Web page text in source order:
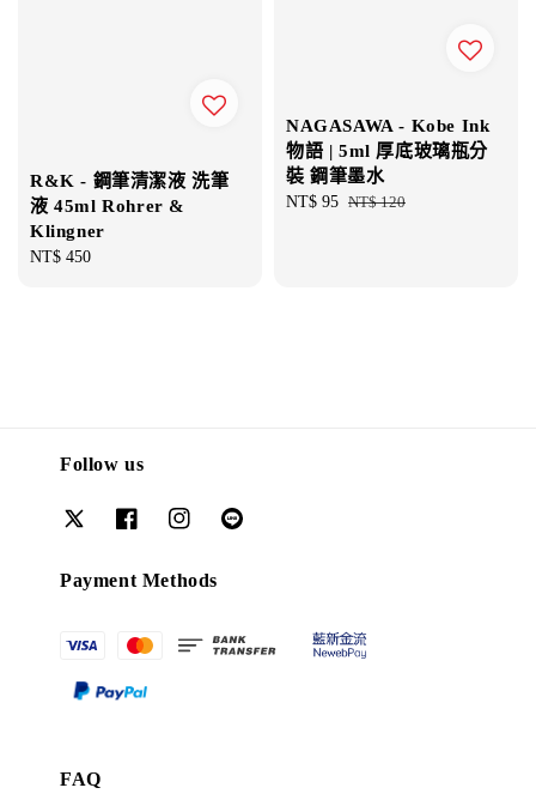
R&K - 鋼筆清潔液 洗筆
液 45ml Rohrer &
Klingner
Regular
NT$ 450
NAGASAWA - Kobe Ink
物語 | 5ml 厚底玻璃瓶分
裝 鋼筆墨水
Sale
NT$ 95 Regular
NT$ 120
Follow us
Payment Methods
FAQ